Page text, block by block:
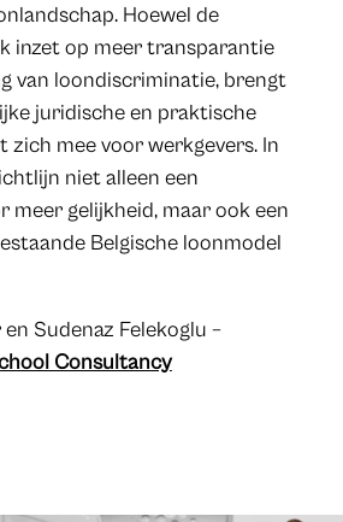
Hoewel de
inzet op meer transparantie
van loondiscriminatie, brengt
juridische en praktische
zich mee voor werkgevers. In
niet alleen een
meer gelijkheid, maar ook een
Belgische loonmodel
Sudenaz Felekoglu –
Consultancy